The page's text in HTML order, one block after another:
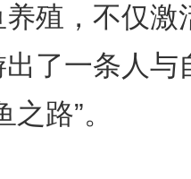
殖，不仅激
了一条人与
路”。